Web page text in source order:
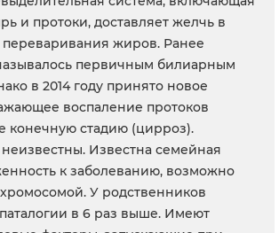
и протоки, доставляет желчь в
жиров. Ранее
первичным билиарным
в 2014 году принято новое
воспаление протоков
конечную стадию (цирроз).
Известна семейная
к заболеванию, возможно
У родственников
в 6 раз выше. Имеют